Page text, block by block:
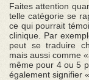
Faites attention
telle catégorie se
ce qui pourrait
clinique. Par
peut se traduire
mais aussi comme
même pour 4 ou 5
également signifier